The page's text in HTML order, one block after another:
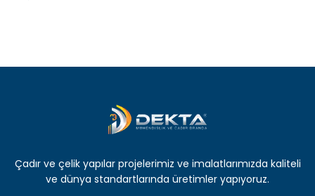
Çadır ve çelik yapılar projelerimiz ve imalatlarımızda kaliteli
ve dünya standartlarında üretimler yapıyoruz.